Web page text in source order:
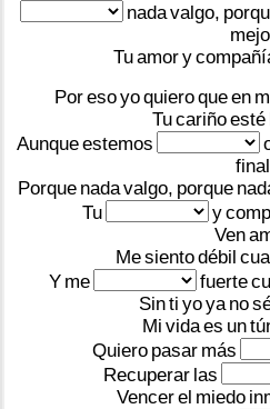
nadavalgo,
Tuamory
Poresoyoquieroqueen
Tucariñoesté
Aunqueestemos
final
Porque nadavalgo, porque
Tu
y
Ven
Mesientodébil
Y me fuerte
Sinti yoya no
Mi vidaes un
Quiero pasar más
Recuperar las
Vencerel miedo